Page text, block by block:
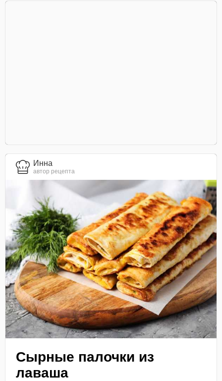
Инна
автор рецепта
Сырные палочки из
лаваша